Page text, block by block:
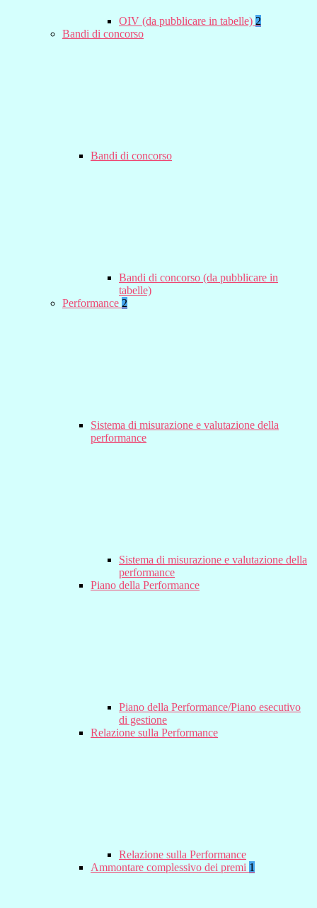
OIV (da pubblicare in tabelle) 2
Bandi di concorso
Bandi di concorso
Bandi di concorso (da pubblicare in
tabelle)
Performance 2
Sistema di misurazione e valutazione della
performance
Sistema di misurazione e valutazione della
performance
Piano della Performance
Piano della Performance/Piano esecutivo
di gestione
Relazione sulla Performance
Relazione sulla Performance
Ammontare complessivo dei premi 1